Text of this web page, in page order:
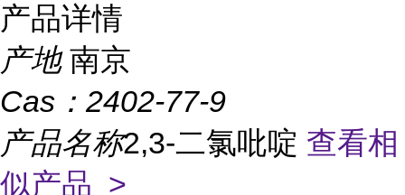
产品详情
产地 南京
Cas： 2402-77-9
产品名称2,3-二氯吡啶 查看相
似产品 >